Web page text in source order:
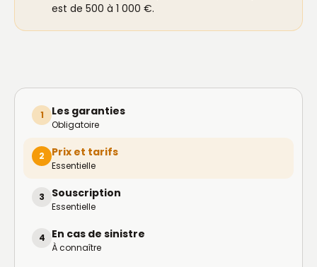
est de 500 à 1 000 €.
1 Les garanties
Obligatoire
2 Prix et tarifs
Essentielle
3 Souscription
Essentielle
4 En cas de sinistre
À connaître